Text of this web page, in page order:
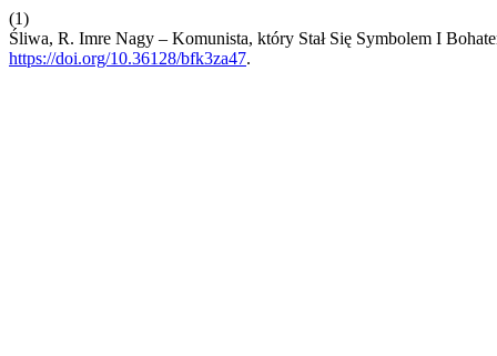
(1)
Śliwa, R. Imre Nagy – Komunista, który Stał Się Symbolem I
https://doi.org/10.36128/bfk3za47.